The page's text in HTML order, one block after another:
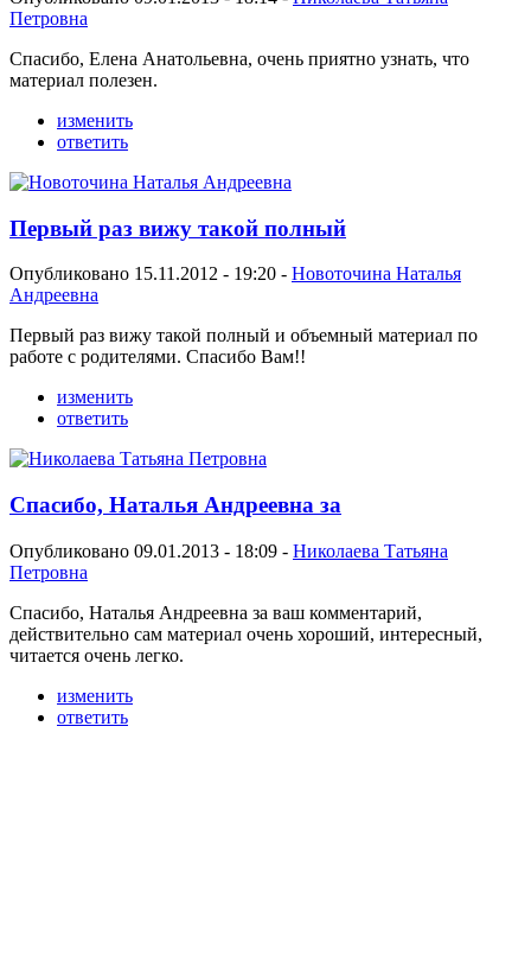
Петровна
Спасибо, Елена Анатольевна, очень приятно узнать, что
материал полезен.
изменить
ответить
Первый раз вижу такой полный
Опубликовано 15.11.2012 - 19:20 - Новоточина Наталья
Андреевна
Первый раз вижу такой полный и объемный материал по
работе с родителями. Спасибо Вам!!
изменить
ответить
Спасибо, Наталья Андреевна за
Опубликовано 09.01.2013 - 18:09 - Николаева Татьяна
Петровна
Спасибо, Наталья Андреевна за ваш комментарий,
действительно сам материал очень хороший, интересный,
читается очень легко.
изменить
ответить